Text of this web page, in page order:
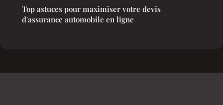
Top astuces pour maximiser votre devis
d'assurance automobile en ligne